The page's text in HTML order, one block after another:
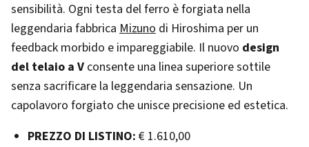
sensibilità. Ogni testa del ferro è forgiata nella
leggendaria fabbrica Mizunodi Hiroshima per un
feedback morbido e impareggiabile. Il nuovo design
del telaio a V consente una linea superiore sottile
senza sacrificare la leggendaria sensazione. Un
capolavoro forgiato che unisce precisione ed estetica.
PREZZO DI LISTINO: € 1.610,00